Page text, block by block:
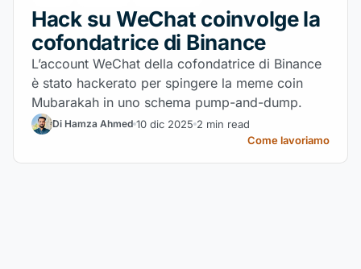
Hack su WeChat coinvolge la
cofondatrice di Binance
L’account WeChat della cofondatrice di Binance
è stato hackerato per spingere la meme coin
Mubarakah in uno schema pump-and-dump.
Di Hamza Ahmed 10 dic 2025 2 min read
Come lavoriamo